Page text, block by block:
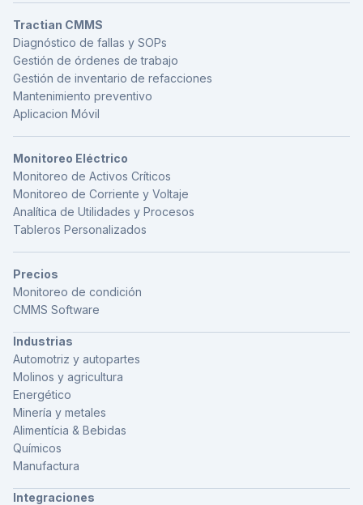
Tractian CMMS
Diagnóstico de fallas y SOPs
Gestión de órdenes de trabajo
Gestión de inventario de refacciones
Mantenimiento preventivo
Aplicacion Móvil
Monitoreo Eléctrico
Monitoreo de Activos Críticos
Monitoreo de Corriente y Voltaje
Analítica de Utilidades y Procesos
Tableros Personalizados
Precios
Monitoreo de condición
CMMS Software
Industrias
Automotriz y autopartes
Molinos y agricultura
Energético
Minería y metales
Alimentícia & Bebidas
Químicos
Manufactura
Integraciones